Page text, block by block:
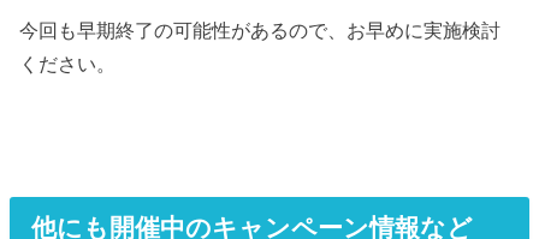
今回も早期終了の可能性があるので、お早めに実施検討
ください。
他にも開催中のキャンペーン情報など